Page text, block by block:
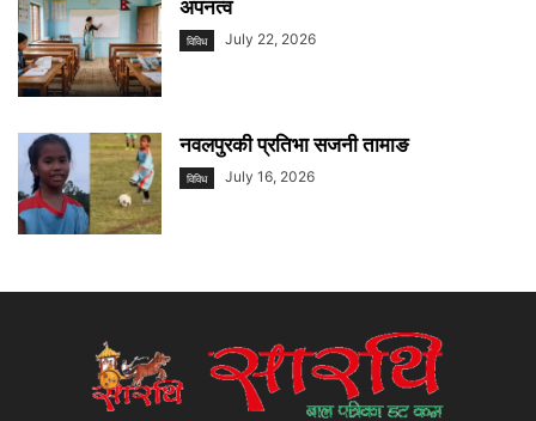
अपनत्व
विविध July 22, 2026
नवलपुरकी प्रतिभा सजनी तामाङ
विविध July 16, 2026